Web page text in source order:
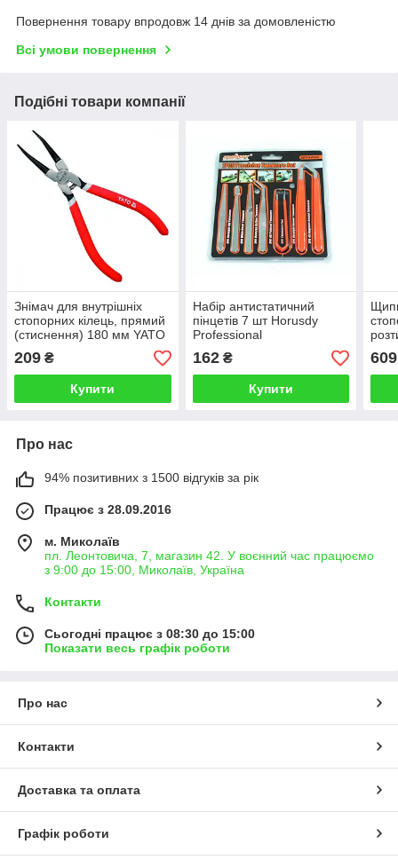
Повернення товару впродовж 14 днів за домовленістю
Всі умови повернення
Подібні товари компанії
Знімач для внутрішніх
стопорних кілець, прямий
(стиснення) 180 мм YATO
YT-2137
209 ₴
Купити
Набір антистатичний
пінцетів 7 шт Horusdy
Professional
162₴
Купити
609
Про нас
94% позитивних з 1500 відгуків за рік
Працює з 28.09.2016
м. Миколаїв
пл. Леонтовича, 7, магазин 42. У воєнний час працюємо
з 9:00 до 15:00, Миколаїв, Україна
Контакти
Сьогодні працює з 08:30 до 15:00
Показати весь графік роботи
Про нас
Контакти
Доставка та оплата
Графік роботи